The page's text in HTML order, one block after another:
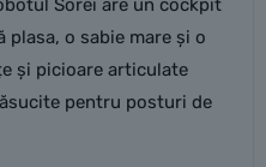
Sorei are un cockpit
plasa, o sabie mare și o
și picioare articulate
pentru posturi de